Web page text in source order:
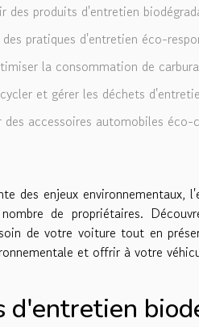
des produits d'entretien
pratiques d'entretien éco-
la consommation de
et gérer les déchets
des accessoires automobiles éco-
des enjeux environnementaux,
de propriétaires.
de votre voiture tout en
et offrir à votre
d'entretien